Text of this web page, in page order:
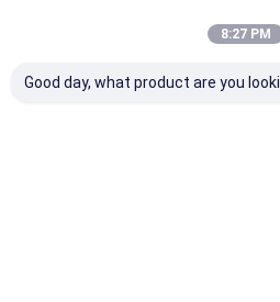
8:27 PM
Good day, what product are you